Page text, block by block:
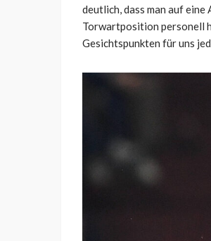
deutlich, dass man auf
Torwartposition personell
Gesichtspunkten für uns